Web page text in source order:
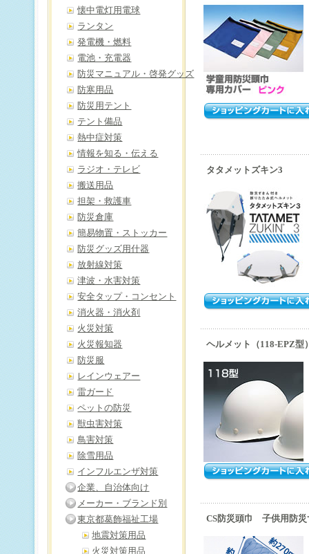
タタメットズキン3
ヘルメット（118-EPZ型
CS防災頭巾 子供用防災
懐中電灯用電球
ランタン
発電機・燃料
電池・充電器
防災マニュアル・啓発グッズ
防寒用品
防災用テント
テント備品
熱中症対策
情報を知る・伝える
ラジオ・テレビ
搬送用品
担架・救護車
防災倉庫
簡易物置・ストッカー
防災グッズ用什器
放射線対策
津波・水害対策
安全タップ・コンセント
消火器・消火剤
火災対策
火災報知器
防災服
レインウェアー
雷ガード
ペットの防災
獣虫害対策
鳥害対策
除雪用品
インフルエンザ対策
企業、自治体向け
メーカー・ブランド別
東京都葛飾福祉工場
地震対策用品
火災対策用品